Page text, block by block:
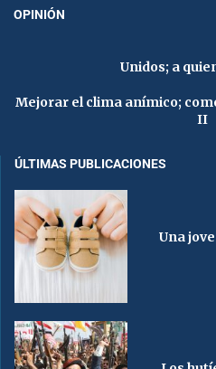
OPINIÓN
Unidos; a
Mejorar el clima anímico;
II
ÚLTIMAS PUBLICACIONES
Una